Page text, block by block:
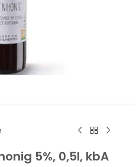
5%, 0,5l, kbA